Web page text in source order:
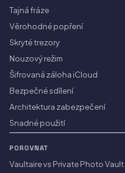
Tajná fráze
Věrohodné popření
Skryté trezory
Nouzový režim
Šifrovaná záloha iCloud
Bezpečné sdílení
Architektura zabezpečení
Snadné použití
POROVNAT
Vaultaire vs Private Photo Vault